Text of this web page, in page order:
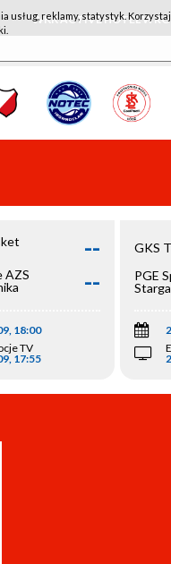
WKK ACTIVE HOTEL
--
AZS
--
18:00
TV
17:55
GKS
PGE
usług, reklamy, statystyk.